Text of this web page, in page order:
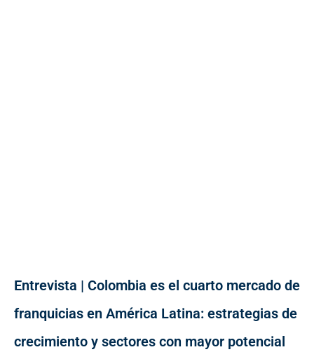
Entrevista | Colombia es el cuarto mercado de
franquicias en América Latina: estrategias de
crecimiento y sectores con mayor potencial